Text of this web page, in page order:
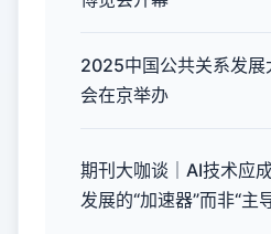
2025中国公共关系发展
会在京举办
期刊大咖谈｜AI技术应
发展的“加速器”而非“主